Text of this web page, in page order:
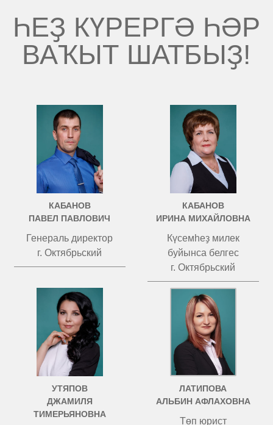
ҺЕҘ КҮРЕРГӘ ҺӘР
ВАҠЫТ ШАТБЫҘ!
КАБАНОВ
ПАВЕЛ ПАВЛОВИЧ
Генераль директор
г. Октябрьский
КАБАНОВ
ИРИНА МИХАЙЛОВНА
Күсемһеҙ милек
буйынса белгес
г. Октябрьский
УТЯПОВ
ДЖАМИЛЯ
ТИМЕРЬЯНОВНА
ЛАТИПОВА
АЛЬБИН АФЛАХОВНА
Төп юрист